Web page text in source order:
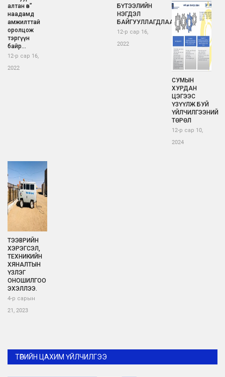
алтан өв”
наадамд
амжилттай
оролцож
тэргүүн
байр...
12-р сар 16,
2022
БҮТЭЭЛИЙН
НЭГДЭЛ
БАЙГУУЛЛАГДЛАА.
12-р сар 16,
2022
СУМЫН
ХУРДАН
ЦЭГЭЭС
ҮЗҮҮЛЖ БУЙ
ҮЙЛЧИЛГЭЭНИЙ
ТӨРӨЛ
12-р сар 10,
2024
ТЭЭВРИЙН
ХЭРЭГСЭЛ,
ТЕХНИКИЙН
ХЯНАЛТЫН
ҮЗЛЭГ
ОНОШИЛГОО
ЭХЭЛЛЭЭ.
4-р сарын
21, 2023
ТӨРИЙН ЦАХИМ ҮЙЛЧИЛГЭЭ